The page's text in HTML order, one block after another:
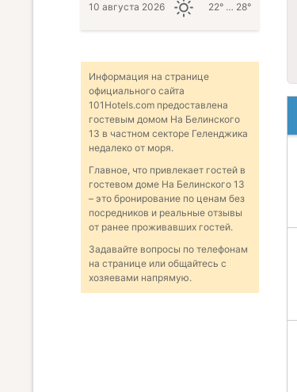
10 августа 2026 22° … 28°
Информация на странице
официального сайта
101Hotels.com предоставлена
гостевым домом На Белинского
13 в частном секторе Геленджика
недалеко от моря.
Главное, что привлекает гостей в
гостевом доме На Белинского 13
– это бронирование по ценам без
посредников и реальные отзывы
от ранее проживавших гостей.
Задавайте вопросы по телефонам
на странице или общайтесь с
хозяевами напрямую.